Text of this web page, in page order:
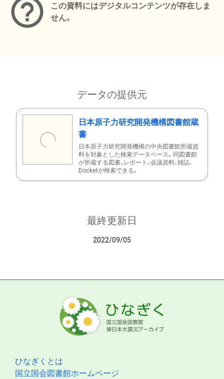
この資料にはデジタルコンテンツが存在しま
せん。
データの提供元
日本原子力研究開発機構図書館蔵
書
日本原子力研究開発機構の中央図書館所蔵資
料を対象とした検索データベース。同図書館
が所蔵する図書、レポート、会議資料、雑誌、
Docketが検索できる。
最終更新日
2022/09/05
ひなぎくとは
国立国会図書館ホームページ